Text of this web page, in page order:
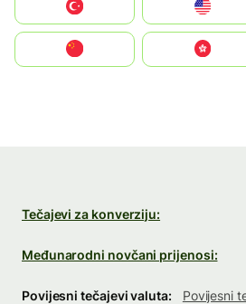
United States
中國香港特別行政區
Tečajevi za konverziju:
Međunarodni novčani prijenosi:
Povijesni tečajevi valuta:
Povijesni